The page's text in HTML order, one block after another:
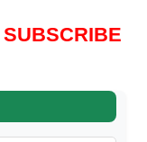
SUBSCRIBE